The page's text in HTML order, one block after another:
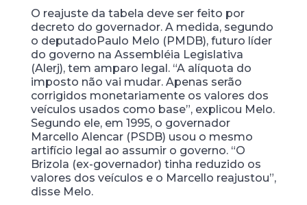
O reajuste da tabela deve ser feito por
decreto do governador. A medida, segundo
o deputadoPaulo Melo (PMDB), futuro líder
do governo na Assembléia Legislativa
(Alerj), tem amparo legal. “A alíquota do
imposto não vai mudar. Apenas serão
corrigidos monetariamente os valores dos
veículos usados como base”, explicou Melo.
Segundo ele, em 1995, o governador
Marcello Alencar (PSDB) usou o mesmo
artifício legal ao assumir o governo. “O
Brizola (ex-governador) tinha reduzido os
valores dos veículos e o Marcello reajustou”,
disse Melo.